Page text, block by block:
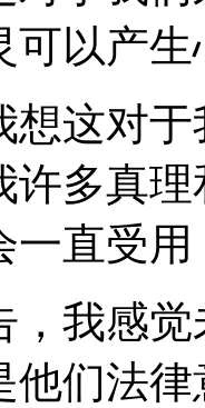
可以产
想这对
许多真
一直受用
，我感
他们法